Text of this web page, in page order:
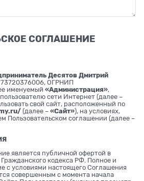
СОГЛАШЕНИЕ
Десятов Дмитрий
ОГРНИП
именуемый «Администрация»,
сети Интернет (далее –
свой сайт, расположенный по
(далее – «Сайт»), на условиях,
Пользовательском соглашении (далее –
является публичной офертой в
кодекса РФ. Полное и
с условиями настоящего Соглашения
совершенным с момента начала